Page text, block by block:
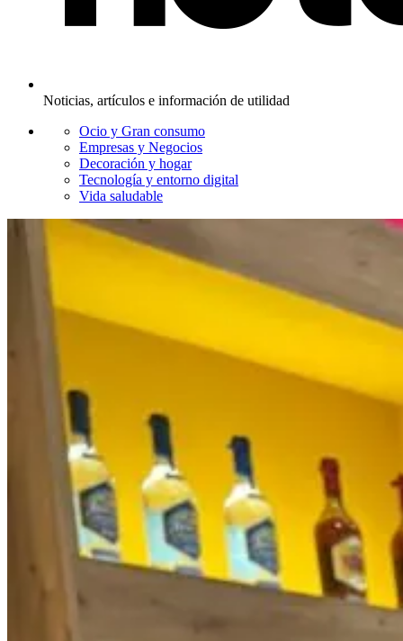
Noticias, artículos e información de utilidad
Ocio y Gran consumo
Empresas y Negocios
Decoración y hogar
Tecnología y entorno digital
Vida saludable